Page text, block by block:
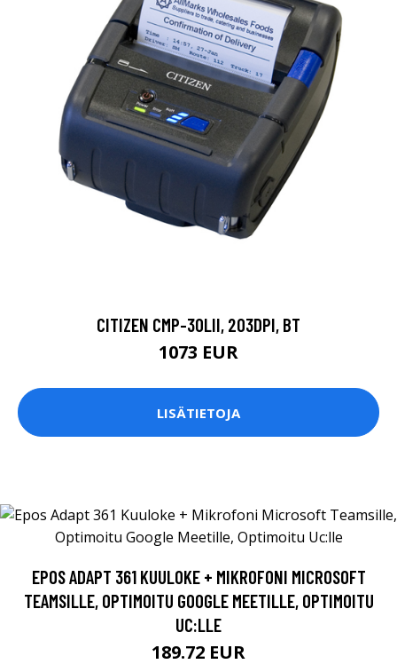
CITIZEN CMP-30LII, 203DPI, BT
1073 EUR
LISÄTIETOJA
EPOS ADAPT 361 KUULOKE + MIKROFONI MICROSOFT
TEAMSILLE, OPTIMOITU GOOGLE MEETILLE, OPTIMOITU
UC:LLE
189.72 EUR